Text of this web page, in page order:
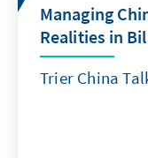
Managing
Realities in
Trier China